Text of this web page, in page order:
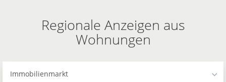
Regionale Anzeigen aus
Wohnungen
Immobilienmarkt